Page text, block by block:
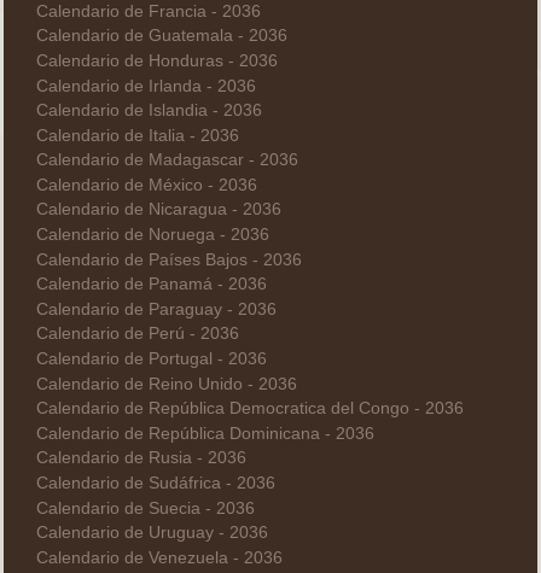
Calendario de Francia - 2036
Calendario de Guatemala - 2036
Calendario de Honduras - 2036
Calendario de Irlanda - 2036
Calendario de Islandia - 2036
Calendario de Italia - 2036
Calendario de Madagascar - 2036
Calendario de México - 2036
Calendario de Nicaragua - 2036
Calendario de Noruega - 2036
Calendario de Países Bajos - 2036
Calendario de Panamá - 2036
Calendario de Paraguay - 2036
Calendario de Perú - 2036
Calendario de Portugal - 2036
Calendario de Reino Unido - 2036
Calendario de República Democratica del Congo - 2036
Calendario de República Dominicana - 2036
Calendario de Rusia - 2036
Calendario de Sudáfrica - 2036
Calendario de Suecia - 2036
Calendario de Uruguay - 2036
Calendario de Venezuela - 2036